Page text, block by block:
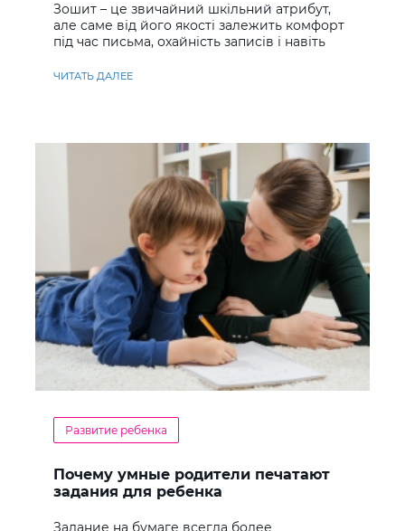
Зошит – це звичайний шкільний атрибут,
але саме від його якості залежить комфорт
під час письма, охайність записів і навіть
ЧИТАТЬ ДАЛЕЕ
Развитие ребенка
Почему умные родители печатают
задания для ребенка
Задание на бумаге всегда более